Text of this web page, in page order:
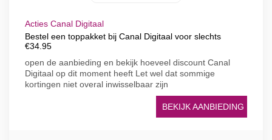
Acties Canal Digitaal
Bestel een toppakket bij Canal Digitaal voor slechts
€34.95
open de aanbieding en bekijk hoeveel discount Canal
Digitaal op dit moment heeft Let wel dat sommige
kortingen niet overal inwisselbaar zijn
BEKIJK AANBIEDING